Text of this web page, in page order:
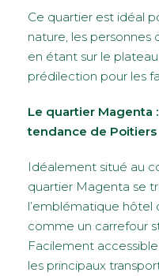
Ce quartier est idéal
nature, les
en étant sur le
prédilection pour les
Le quartier Magenta
tendance de Poitiers
Idéalement situé au
quartier Magenta se
l’emblématique hôtel
comme un carrefour
Facilement
les principaux